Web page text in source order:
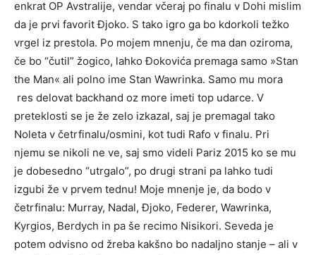
enkrat OP Avstralije, vendar včeraj po finalu v Dohi mislim
da je prvi favorit Đjoko. S tako igro ga bo kdorkoli težko
vrgel iz prestola. Po mojem mnenju, če ma dan oziroma,
če bo “čutil” žogico, lahko Đokovića premaga samo »Stan
the Man« ali polno ime Stan Wawrinka. Samo mu mora
res delovat backhand oz more imeti top udarce. V
preteklosti se je že zelo izkazal, saj je premagal tako
Noleta v četrfinalu/osmini, kot tudi Rafo v finalu. Pri
njemu se nikoli ne ve, saj smo videli Pariz 2015 ko se mu
je dobesedno “utrgalo”, po drugi strani pa lahko tudi
izgubi že v prvem tednu! Moje mnenje je, da bodo v
četrfinalu: Murray, Nadal, Đjoko, Federer, Wawrinka,
Kyrgios, Berdych in pa še recimo Nisikori. Seveda je
potem odvisno od žreba kakšno bo nadaljno stanje – ali v